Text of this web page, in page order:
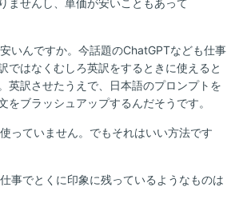
いんですか。今話題のChatGPTなども仕事
はなくむしろ英訳をするときに使えると
英訳させたうえで、日本語のプロンプトを
をブラッシュアップするんだそうです。
っていません。でもそれはいい方法です
事でとくに印象に残っているようなものは